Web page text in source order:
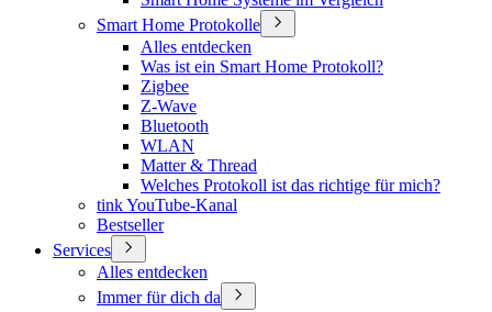
Smart Home Protokolle
Alles entdecken
Was ist ein Smart Home Protokoll?
Zigbee
Z-Wave
Bluetooth
WLAN
Matter & Thread
Welches Protokoll ist das richtige für mich?
tink YouTube-Kanal
Bestseller
Services
Alles entdecken
Immer für dich da